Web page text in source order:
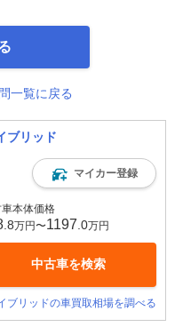
一覧に戻る
ブリッド
マイカー登録
本体価格
.8万円〜1197 .0万円
中古車を検索
ブリッドの車買取相場を調べる